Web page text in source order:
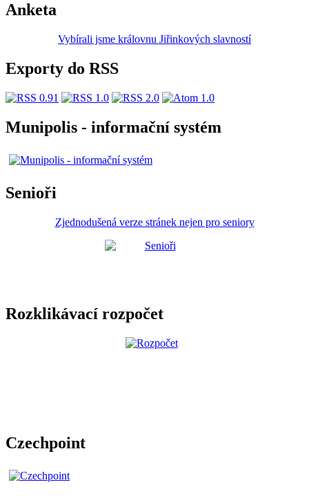
Anketa
Vybírali jsme královnu Jiřinkových slavností
Exporty do RSS
Munipolis - informační systém
Senioři
Zjednodušená verze stránek nejen pro seniory
Rozklikávací rozpočet
Czechpoint